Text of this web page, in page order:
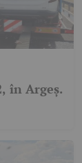
în Argeș.